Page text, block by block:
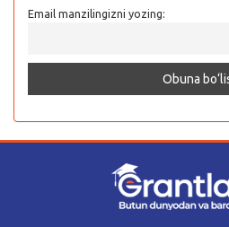
Email manzilingizni yozing: